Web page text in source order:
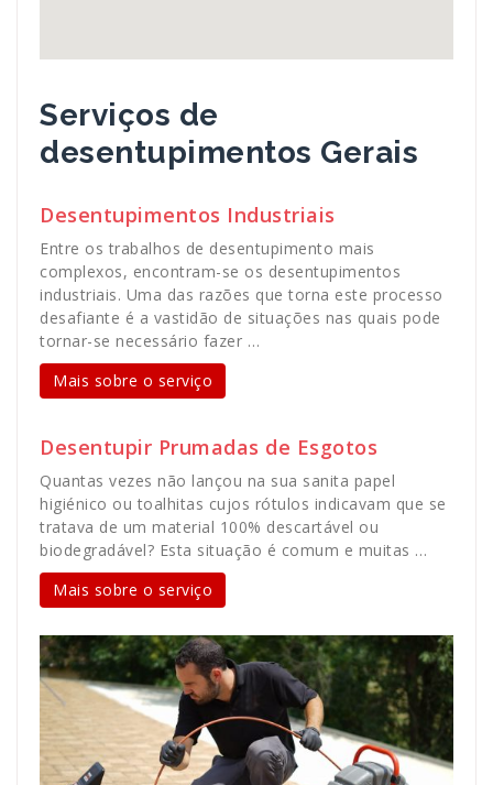
Serviços de
desentupimentos Gerais
Desentupimentos Industriais
Entre os trabalhos de desentupimento mais
complexos, encontram-se os desentupimentos
industriais. Uma das razões que torna este processo
desafiante é a vastidão de situações nas quais pode
tornar-se necessário fazer …
Mais sobre o serviço
Desentupir Prumadas de Esgotos
Quantas vezes não lançou na sua sanita papel
higiénico ou toalhitas cujos rótulos indicavam que se
tratava de um material 100% descartável ou
biodegradável? Esta situação é comum e muitas …
Mais sobre o serviço